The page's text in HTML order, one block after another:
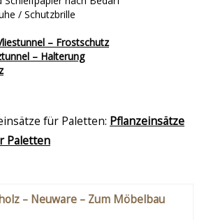
/ Schutzbrille
– Frostschutz
– Halterung
für Paletten: Pflanzeinsätze
Paletten
– Neuware – Zum Möbelbau